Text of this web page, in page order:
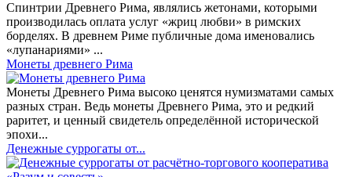
Спинтрии Древнего Рима, являлись жетонами, которыми
производилась оплата услуг «жриц любви» в римских
борделях. В древнем Риме публичные дома именовались
«лупанариями» ...
Монеты древнего Рима
Монеты Древнего Рима высоко ценятся нумизматами самых
разных стран. Ведь монеты Древнего Рима, это и редкий
раритет, и ценный свидетель определённой исторической
эпохи...
Денежные суррогаты от...